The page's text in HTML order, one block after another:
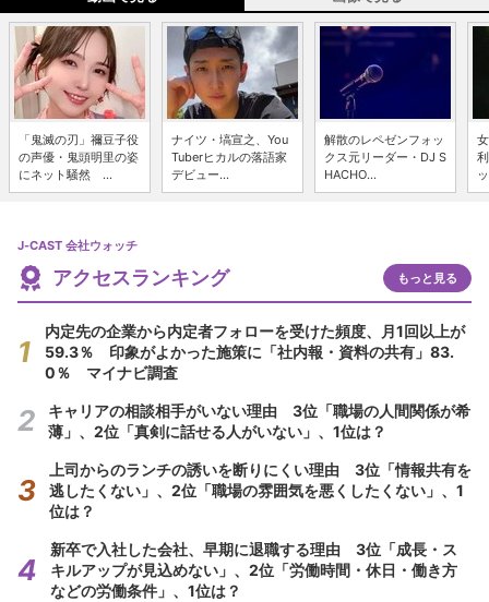
「鬼滅の刃」禰豆子役
の声優・鬼頭明里の姿
にネット騒然 ...
ナイツ・塙宣之、You
Tuberヒカルの落語家
デビュー...
解散のレペゼンフォッ
クス元リーダー・DJ S
HACHO...
J-CAST 会社ウォッチ
アクセスランキング もっと見る
内定先の企業から内定者フォローを受けた頻度、月1回以上が
59.3％ 印象がよかった施策に「社内報・資料の共有」83.
0％ マイナビ調査
キャリアの相談相手がいない理由 3位「職場の人間関係が希
薄」、2位「真剣に話せる人がいない」、1位は？
上司からのランチの誘いを断りにくい理由 3位「情報共有を
逃したくない」、2位「職場の雰囲気を悪くしたくない」、1
位は？
新卒で入社した会社、早期に退職する理由 3位「成長・ス
キルアップが見込めない」、2位「労働時間・休日・働き方
などの労働条件」、1位は？